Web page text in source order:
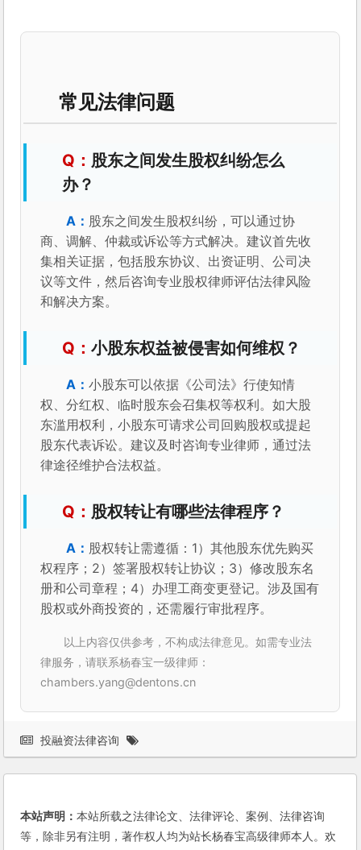
常见法律问题
股东之间发生股权纠纷怎么
办？
股东之间发生股权纠纷，可以通过协
商、调解、仲裁或诉讼等方式解决。建议首先收
集相关证据，包括股东协议、出资证明、公司决
议等文件，然后咨询专业股权律师评估法律风险
和解决方案。
小股东权益被侵害如何维权？
小股东可以依据《公司法》行使知情
权、分红权、临时股东会召集权等权利。如大股
东滥用权利，小股东可请求公司回购股权或提起
股东代表诉讼。建议及时咨询专业律师，通过法
律途径维护合法权益。
股权转让有哪些法律程序？
股权转让需遵循：1）其他股东优先购买
权程序；2）签署股权转让协议；3）修改股东名
册和公司章程；4）办理工商变更登记。涉及国有
股权或外商投资的，还需履行审批程序。
以上内容仅供参考，不构成法律意见。如需专业法
律服务，请联系杨春宝一级律师：
chambers.yang@dentons.cn
投融资法律咨询
本站声明：本站所载之法律论文、法律评论、案例、法律咨询
等，除非另有注明，著作权人均为站长杨春宝高级律师本人。欢